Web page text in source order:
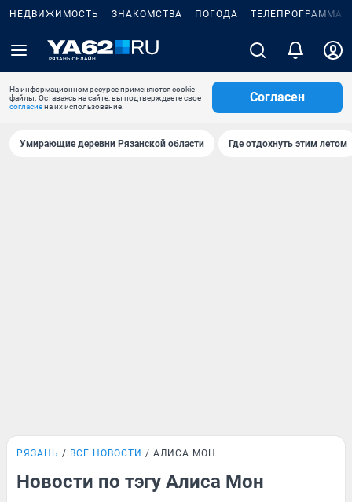
НЕДВИЖИМОСТЬ ЗНАКОМСТВА ПОГОДА ТЕЛЕПРОГРАММА
На информационном ресурсе применяются cookie-
файлы. Оставаясь на сайте, вы подтверждаете свое
согласиена их использование.
Согласен
Умирающие деревни Рязанской области Где отдохнуть этим летом
РЯЗАНЬ ВСЕ НОВОСТИ АЛИСА МОН
Новости по тэгу Алиса Мон